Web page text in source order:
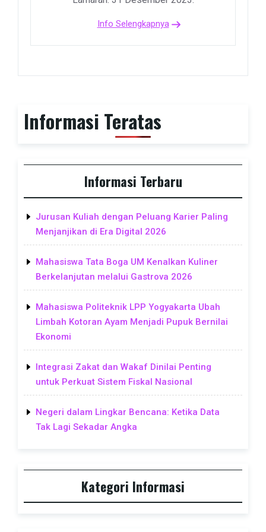
Info Selengkapnya
Informasi Teratas
Informasi Terbaru
Jurusan Kuliah dengan Peluang Karier Paling
Menjanjikan di Era Digital 2026
Mahasiswa Tata Boga UM Kenalkan Kuliner
Berkelanjutan melalui Gastrova 2026
Mahasiswa Politeknik LPP Yogyakarta Ubah
Limbah Kotoran Ayam Menjadi Pupuk Bernilai
Ekonomi
Integrasi Zakat dan Wakaf Dinilai Penting
untuk Perkuat Sistem Fiskal Nasional
Negeri dalam Lingkar Bencana: Ketika Data
Tak Lagi Sekadar Angka
Kategori Informasi